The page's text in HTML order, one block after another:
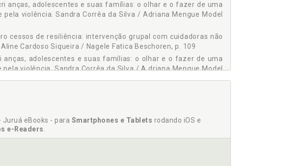
anças, adolescentes e suas famílias: o olhar e o fazer de uma
violência. Sandra Corrêa da Silva / Adriana Mengue Model
cessos de resiliência: intervenção grupal com cuidadoras não
Cardoso Siqueira / Nagele Fatica Beschoren, p. 109
anças, adolescentes e suas famílias: o olhar e o fazer de uma
violência. Sandra Corrêa da Silva / A driana Mengue Model
no CREAS. Suane Pastoriza Faraj, p. 125
perder o menino de vista, p. 97
eBooks - para Smartphones e Tablets rodando iOS e
e-Readers.